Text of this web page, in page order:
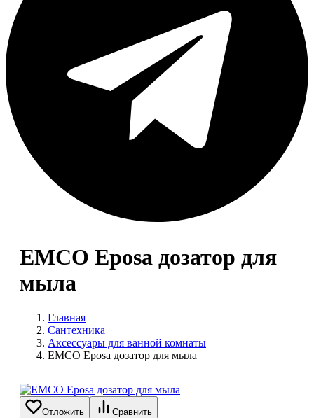
EMCO Eposa дозатор для
мыла
Главная
Сантехника
Аксессуары для ванной комнаты
EMCO Eposa дозатор для мыла
Отложить Сравнить